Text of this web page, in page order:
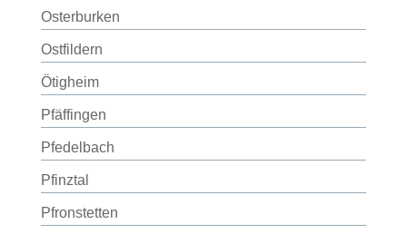
Osterburken
Ostfildern
Ötigheim
Pfäffingen
Pfedelbach
Pfinztal
Pfronstetten